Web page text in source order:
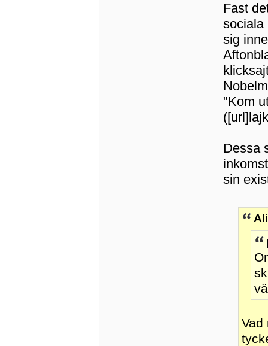
Fast
sociala
sig
"Kom
Dessa
sin
Vad